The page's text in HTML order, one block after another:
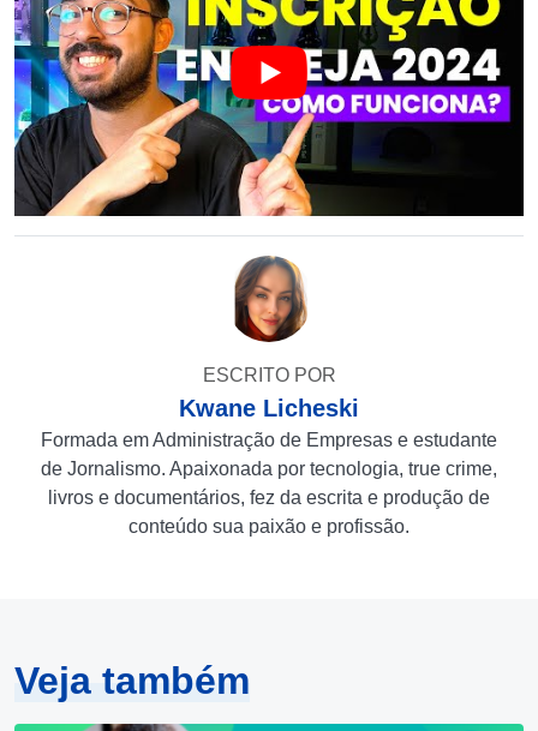
ESCRITO POR
Kwane Licheski
Formada em Administração de Empresas e estudante
de Jornalismo. Apaixonada por tecnologia, true crime,
livros e documentários, fez da escrita e produção de
conteúdo sua paixão e profissão.
Veja também